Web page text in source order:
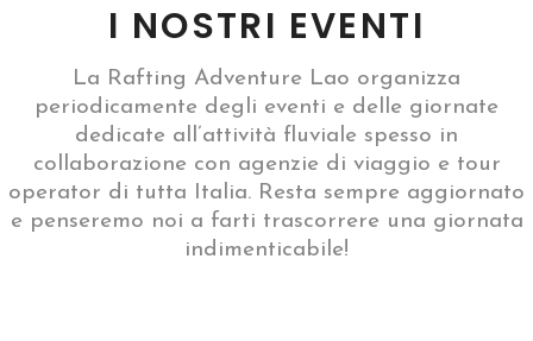
I NOSTRI EVENTI
La Rafting Adventure Lao organizza
periodicamente degli eventi e delle giornate
dedicate all’attività fluviale spesso in
collaborazione con agenzie di viaggio e tour
operator di tutta Italia. Resta sempre aggiornato
e penseremo noi a farti trascorrere una giornata
indimenticabile!